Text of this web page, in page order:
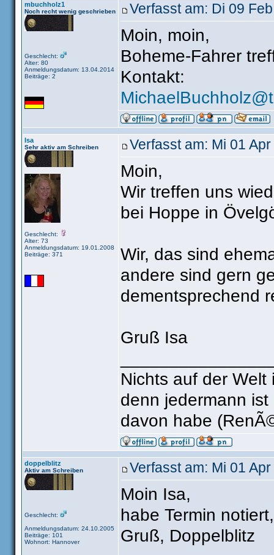
mbuchholz1
Noch recht wenig geschrieben
Geschlecht:
Alter: 80
Anmeldungsdatum: 13.04.2014
Beiträge: 2
Verfasst am: Di 09
Moin, moin,
Boheme-Fahrer
Kontakt:
Isa
Sehr aktiv am Schreiben
Geschlecht:
Alter: 73
Anmeldungsdatum: 19.01.2008
Beiträge: 371
Verfasst am: Mi 01
Moin,
Wir treffen uns
bei Hoppe in
Wir, das sind
andere sind gern
dementsprechend
Gruß Isa
Nichts auf der
denn jedermann
davon habe
doppelblitz
Aktiv am Schreiben
Geschlecht:
Anmeldungsdatum: 24.10.2005
Beiträge: 101
Wohnort: Hannover
Verfasst am: Mi 01
Moin Isa,
habe Termin
Gruß, Doppelblitz